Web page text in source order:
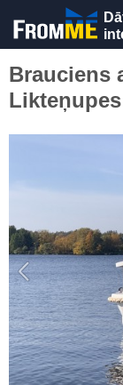
Brauciens
Previous